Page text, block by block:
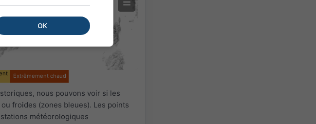
Extrêmement chaud
nous pouvons voir si les
froides (zones bleues). Les points
météorologiques
OK